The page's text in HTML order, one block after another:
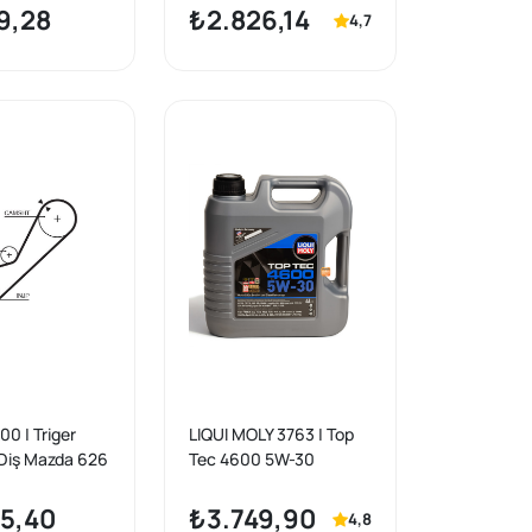
320İ (F30)
Litre 2025
₺2.826,14 4,7
| Triger
Mazda 626
LIQUI MOLY 3763 | Top
Tec 4600 5W-30
Yağı 2025 Üretim Yılı
₺3.749,90 4,8